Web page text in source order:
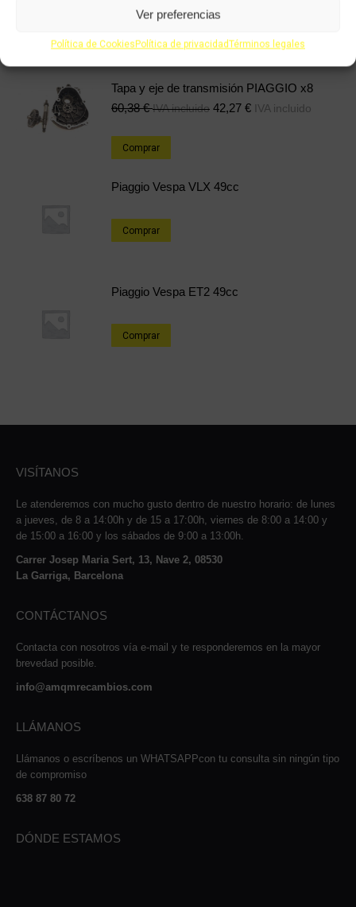
Ver preferencias
Política de CookiesPolítica de privacidadTérminos legales
PinterestLinkedIn
Productos relacionados
Tapa y eje de transmisión PIAGGIO x8
60,38€ IVA incluido 42,27 € IVA incluido
Comprar
Piaggio Vespa VLX 49cc
Comprar
Piaggio Vespa ET2 49cc
Comprar
VISÍTANOS
Le atenderemos con mucho gusto dentro de nuestro horario: de lunes
a jueves, de 8 a 14:00h y de 15 a 17:00h, viernes de 8:00 a 14:00 y
de 15:00 a 16:00 y los sábados de 9:00 a 13:00h.
Carrer Josep Maria Sert, 13, Nave 2, 08530
La Garriga, Barcelona
CONTÁCTANOS
Contacta con nosotros vía e-mail y te responderemos en la mayor
brevedad posible.
info@amqmrecambios.com
LLÁMANOS
Llámanos o escríbenos un WHATSAPPcon tu consulta sin ningún tipo
de compromiso
638 87 80 72
DÓNDE ESTAMOS